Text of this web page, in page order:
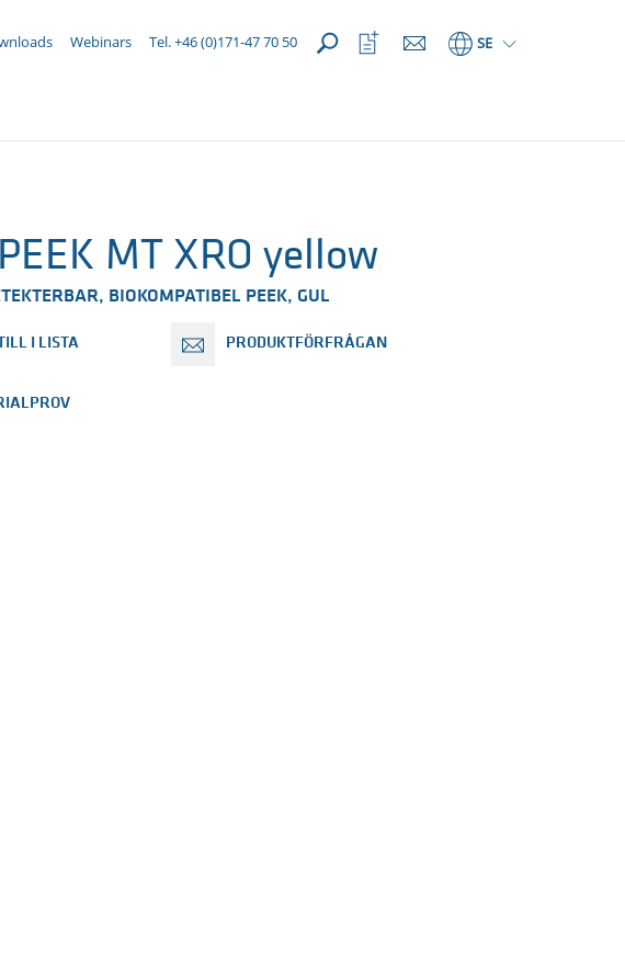
Webinars Tel. +46 (0)171-47 70 50 SE
Öppna
favoriter
MT XRO yellow
BIOKOMPATIBEL PEEK, GUL
I LISTA PRODUKTFÖRFRÅGAN